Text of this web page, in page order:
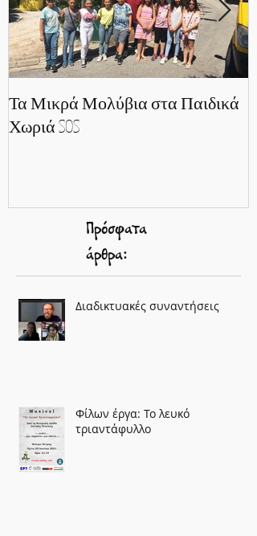
Τα Μικρά Μολύβια στα Παιδικά
Χωριά SOS
Πρόσφατα
άρθρα:
Διαδικτυακές συναντήσεις
Φίλων έργα: Το λευκό
τριαντάφυλλο